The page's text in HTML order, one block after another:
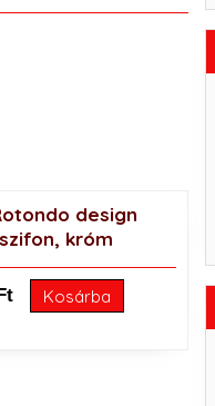
design
króm
Kosárba